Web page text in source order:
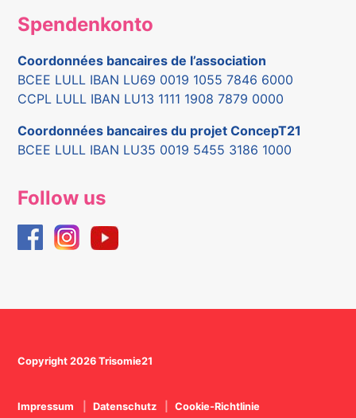
Spendenkonto
Coordonnées bancaires de l’association
BCEE LULL IBAN LU69 0019 1055 7846 6000
CCPL LULL IBAN LU13 1111 1908 7879 0000
Coordonnées bancaires du projet ConcepT21
BCEE LULL IBAN LU35 0019 5455 3186 1000
Follow us
Copyright 2026 Trisomie21
Impressum Datenschutz Cookie-Richtlinie